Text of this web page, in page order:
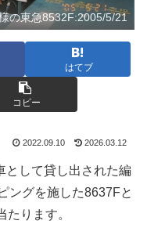
の東急8532F:2005/5/21
はてブ
コピー
2022.09.10 2026.03.12
として貸し出された編
ングを施した8637Fと
ります。